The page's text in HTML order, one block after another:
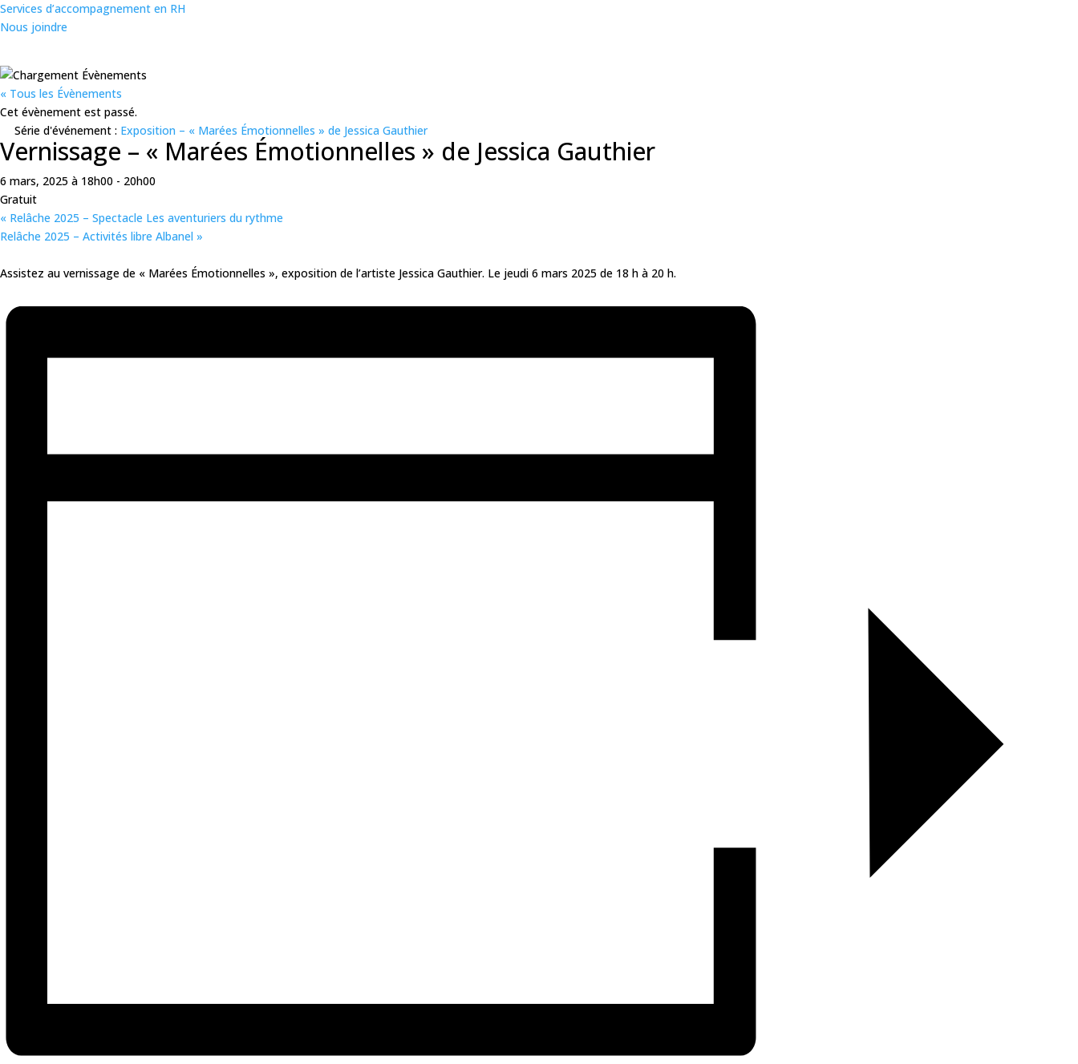
Services d’accompagnement en RH
Nous joindre
« Tous les Évènements
Cet évènement est passé.
Série d'événement : Exposition – « Marées Émotionnelles » de Jessica Gauthier
Vernissage – « Marées Émotionnelles » de Jessica Gauthier
6 mars, 2025 à 18h00 - 20h00
Gratuit
« Relâche 2025 – Spectacle Les aventuriers du rythme
Relâche 2025 – Activités libre Albanel »
Assistez au vernissage de « Marées Émotionnelles », exposition de l’artiste Jessica Gauthier. Le jeudi 6 mars 2025 de 18 h à 20 h.